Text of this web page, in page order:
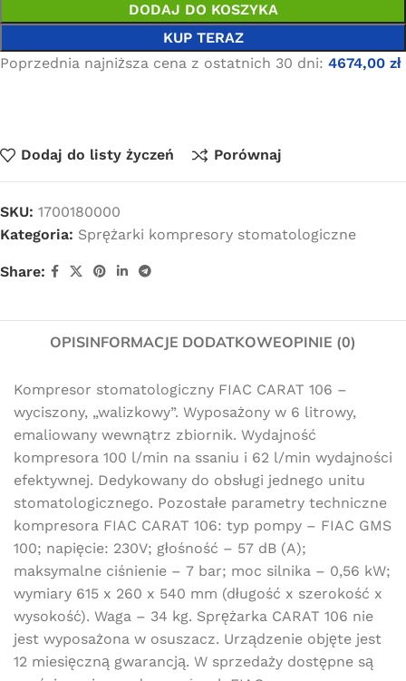
DODAJ DO KOSZYKA
KUP TERAZ
Poprzednia najniższa cena z ostatnich 30 dni: 4674,00 zł
Dodaj do listy życzeń Porównaj
SKU: 1700180000
Kategoria: Sprężarki kompresory stomatologiczne
Share:
OPISINFORMACJE DODATKOWEOPINIE (0)
Kompresor stomatologiczny FIAC CARAT 106 –
wyciszony, „walizkowy”. Wyposażony w 6 litrowy,
emaliowany wewnątrz zbiornik. Wydajność
kompresora 100 l/min na ssaniu i 62 l/min wydajności
efektywnej. Dedykowany do obsługi jednego unitu
stomatologicznego. Pozostałe parametry techniczne
kompresora FIAC CARAT 106: typ pompy – FIAC GMS
100; napięcie: 230V; głośność – 57 dB (A);
maksymalne ciśnienie – 7 bar; moc silnika – 0,56 kW;
wymiary 615 x 260 x 540 mm (długość x szerokość x
wysokość). Waga – 34 kg. Sprężarka CARAT 106 nie
jest wyposażona w osuszacz. Urządzenie objęte jest
12 miesięczną gwarancją. W sprzedaży dostępne są